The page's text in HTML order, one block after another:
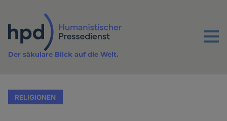
Inhalt
Menu
Der säkulare Blick auf die Welt.
RELIGIONEN